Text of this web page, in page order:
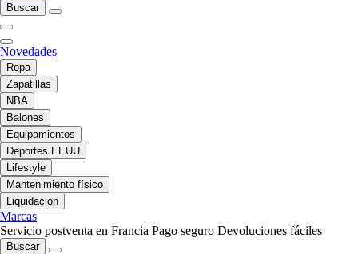
Buscar
Novedades
Ropa
Zapatillas
NBA
Balones
Equipamientos
Deportes EEUU
Lifestyle
Mantenimiento físico
Liquidación
Marcas
Servicio postventa en Francia Pago seguro Devoluciones fáciles
Buscar